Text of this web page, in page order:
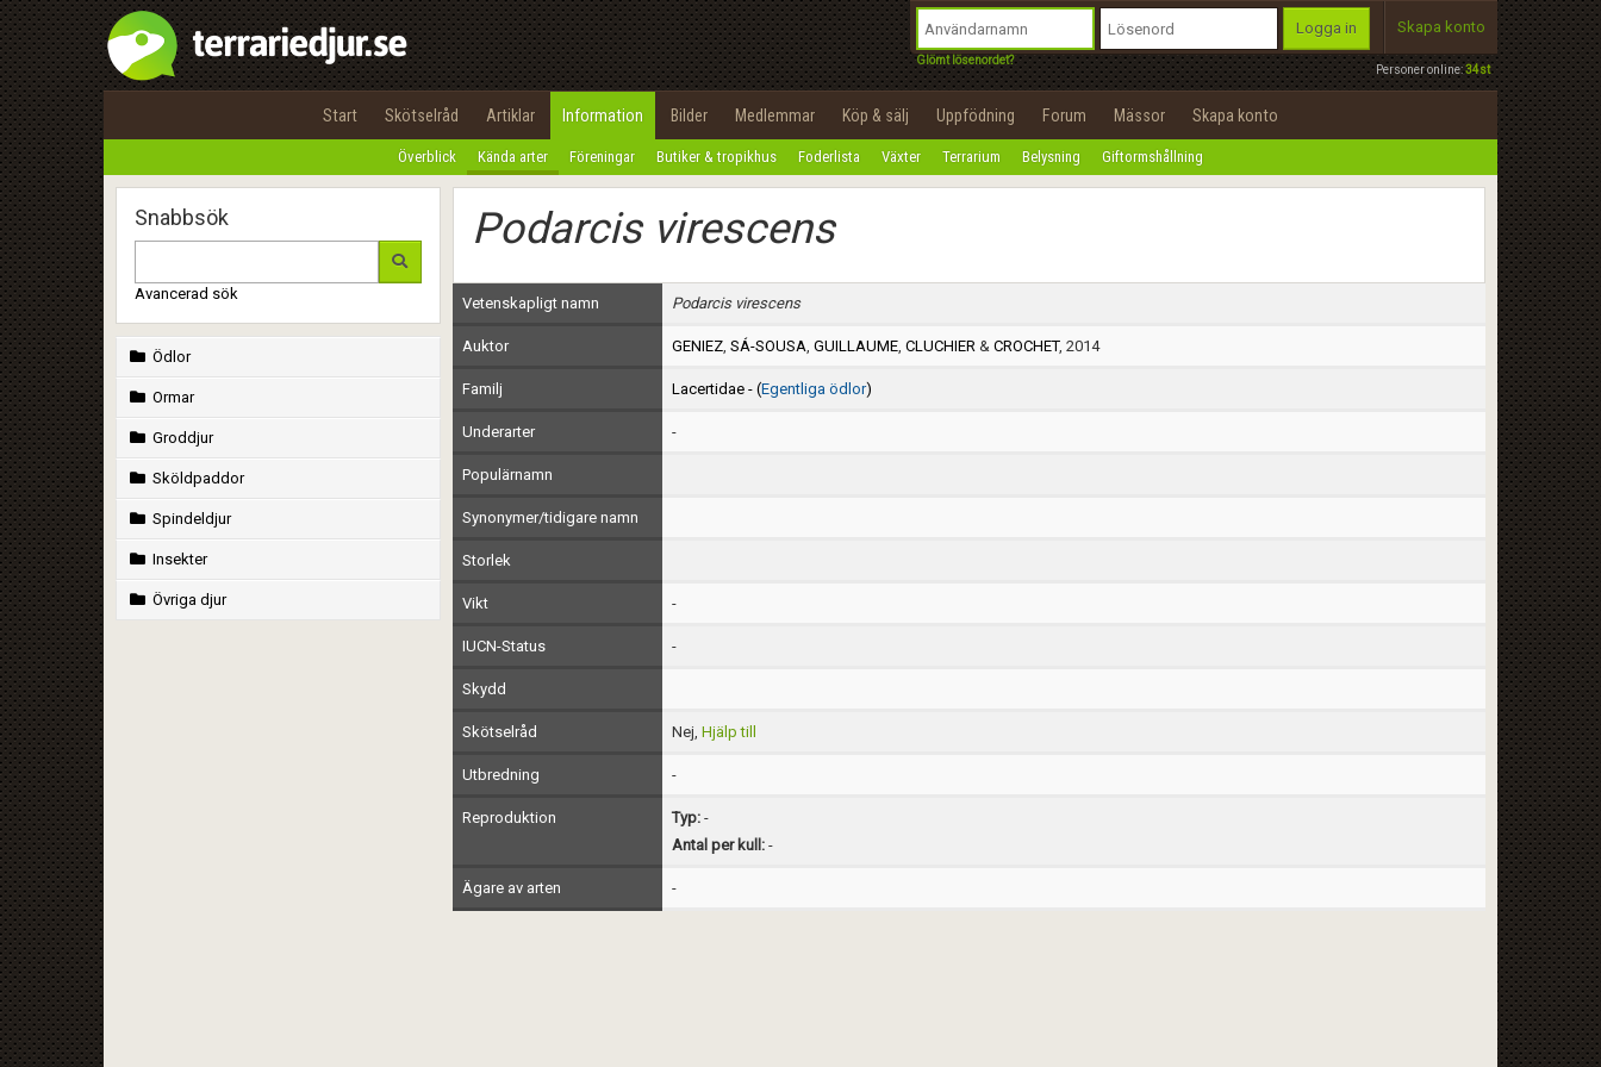
Personer online:34st
Logga in
Glömt lösenordet?
Skapa konto
Start Skötselråd Artiklar Information Bilder Medlemmar Köp & sälj Uppfödning Forum Mässor Skapa konto
Överblick Kända arter Föreningar Butiker & tropikhus Foderlista Växter Terrarium Belysning Giftormshållning
Snabbsök
Avancerad sök
Ödlor
Ormar
Groddjur
Sköldpaddor
Spindeldjur
Insekter
Övriga djur
Podarcis virescens
Vetenskapligt namn Podarcis virescens
Auktor GENIEZ, SÁ-SOUSA, GUILLAUME, CLUCHIER& CROCHET, 2014
Familj Lacertidae - (Egentliga ödlor)
Underarter -
Populärnamn
Synonymer/tidigare namn
Storlek
Vikt -
IUCN-Status -
Skydd
Skötselråd Nej, Hjälp till
Utbredning -
Reproduktion Typ:-
Antal per kull:-
Ägare av arten -
Utför
100%
OK
integritetspolicy
Namn:
Epost:
Användarnamn:
Lösenord:
Privacy Policy
Terms of Service
Begär nytt lösenord
Tillbaka till förstasidan